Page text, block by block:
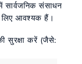
सार्वजनिक संसाधन
लिए आवश्यक हैं।
सुरक्षा करें (जैसे: